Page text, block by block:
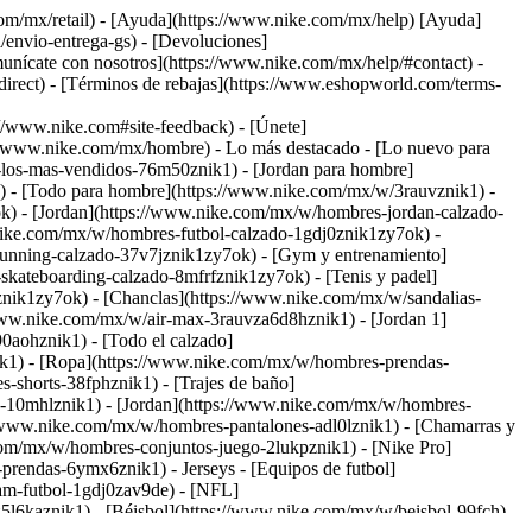
mx/retail) - [Ayuda](https://www.nike.com/mx/help) [Ayuda]
entrega-gs) - [Devoluciones]
con nosotros](https://www.nike.com/mx/help/#contact) -
- [Términos de rebajas](https://www.eshopworld.com/terms-
feedback) - [Únete]
mx/hombre) - Lo más destacado - [Lo nuevo para
mas-vendidos-76m50znik1) - [Jordan para hombre]
- [Todo para hombre](https://www.nike.com/mx/w/3rauvznik1) -
- [Jordan](https://www.nike.com/mx/w/hombres-jordan-calzado-
mx/w/hombres-futbol-calzado-1gdj0znik1zy7ok) -
calzado-37v7jznik1zy7ok) - [Gym y entrenamiento]
calzado-8mfrfznik1zy7ok) - [Tenis y padel]
- [Chanclas](https://www.nike.com/mx/w/sandalias-
mx/w/air-max-3rauvza6d8hznik1) - [Jordan 1]
- [Todo el calzado]
- [Ropa](https://www.nike.com/mx/w/hombres-prendas-
shorts-38fphznik1) - [Trajes de baño]
- [Jordan](https://www.nike.com/mx/w/hombres-
mx/w/hombres-pantalones-adl0lznik1) - [Chamarras y
mx/w/hombres-conjuntos-juego-2lukpznik1) - [Nike Pro]
6ymx6znik1) - Jerseys - [Equipos de futbol]
futbol-1gdj0zav9de) - [NFL]